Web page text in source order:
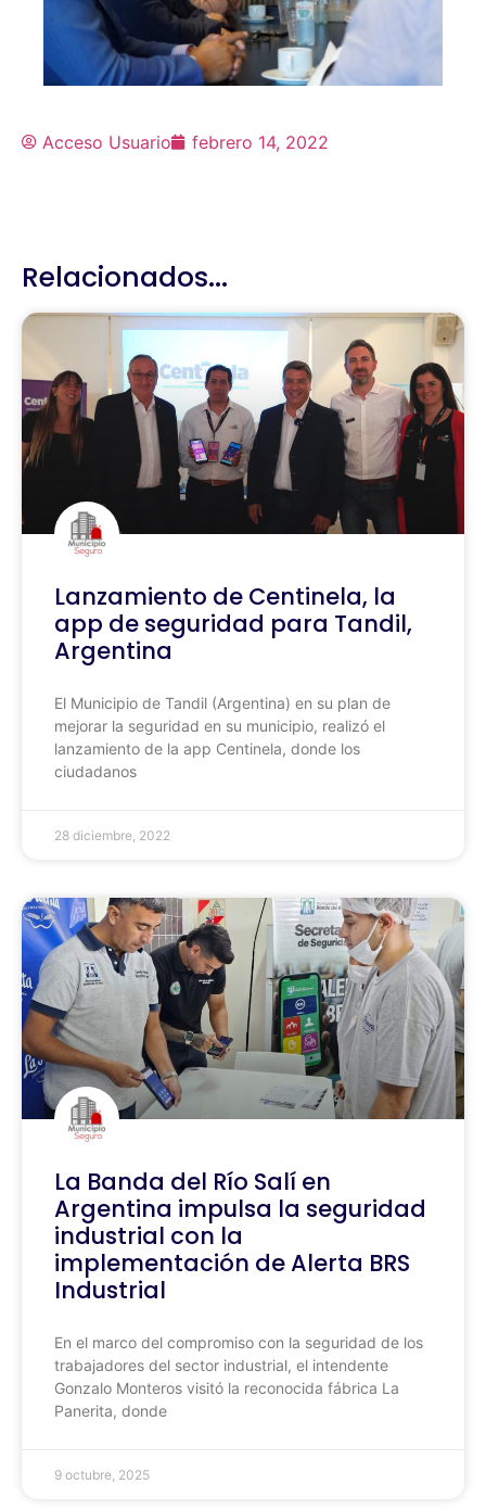
Acceso Usuario febrero 14, 2022
Relacionados...
Lanzamiento de Centinela, la
app de seguridad para Tandil,
Argentina
El Municipio de Tandil (Argentina) en su plan de
mejorar la seguridad en su municipio, realizó el
lanzamiento de la app Centinela, donde los
ciudadanos
28 diciembre, 2022
La Banda del Río Salí en
Argentina impulsa la seguridad
industrial con la
implementación de Alerta BRS
Industrial
En el marco del compromiso con la seguridad de los
trabajadores del sector industrial, el intendente
Gonzalo Monteros visitó la reconocida fábrica La
Panerita, donde
9 octubre, 2025